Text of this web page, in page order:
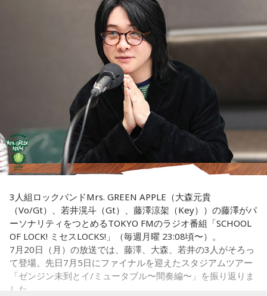
また、六曜の「先勝」は一般的に午前中が吉
め、大切な予定を入れる場合は午前中を選ぶという考え方も
なお、これらは古くから伝わる暦の考え方であり、運気の上
昇や成果を保証するものではありません。自分の予定やライ
フスタイルに合わせて、無理のない範囲で取り入れるとよい
■令和8年8月8日の「8」が並ぶ日に注目が集まる理由
2026年8月8日は、「令和8年8月8日」と「8」が並ぶ印象的
な日付です。
数字の「8」は、末広がりの形から縁起の良い数字として親し
まれており、開店日や記念日、イベントの開催日として選ば
れることもあります。
ただし、「8」が並ぶこと自体が暦上の吉日を意味するわけで
はありません。
■2026年8月8日に宝くじを買うのは？
寅の日は、金運にまつわる吉日として紹介されることが多い
ため、宝くじを購入するタイミングとして意識する人もいま
一方で、宝くじの当選を保証するものではありません。「縁
起の良い日に買いたい」という気持ちから、暦を参考にする
人もいるという考え方です。
■2026年8月8日に旅行へ行くのは？
行や出張にも縁起が良い日とされています。
夏休み期間中ということもあり、旅行や帰省を予定している
人にとっては、暦を意識するきっかけになるかもしれませ
ん。
もちろん、安全な旅行のためには、天候や交通情報を確認
し、余裕を持ったスケジュールを立てることが何より大切で
大森：ありがとうございます！ 花火すごかったですね！
若井：すごかったよ！ ステージからの景色も花火も最高でし
藤澤：そうだよね！
大森：「ダーリン」で、本編ラストで花火が上がるというの
は結構すごいです。「ケセラセラ」って今まででも花火が上
がったりというか、大きい演出ってすごく親和性があると思
うのだけれど。
「ダーリン」でというのはやっぱりミュージックビデオがあ
あいう感じだったから、すごくみんな受け入れられるという
か良かったのかなと思うのだけれど。バラード曲で花火って
結構僕の中では「おー、そっかそうか」となって。演出チー
ムと話を進めていったんだよね！
若井：めちゃくちゃ素敵だったね！
3人組ロックバンドMrs. GREEN APPLE（大森元貴
（Vo/Gt）、若井滉斗（Gt）、藤澤涼架（Key））の藤澤がパ
ーソナリティをつとめるTOKYO FMのラジオ番組「SCHOOL
OF LOCK! ミセスLOCKS!」（毎週月曜 23:08頃〜）。
7月20日（月）の放送では、藤澤、大森、若井の3人がそろっ
て登場。先日7月5日にファイナルを迎えたスタジアムツアー
「ゼンジン未到とイ/ミュータブル〜間奏編〜」を振り返りま
した。